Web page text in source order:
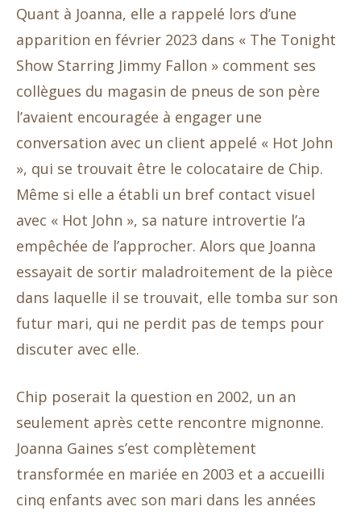
Quant à Joanna, elle a rappelé lors d’une
apparition en février 2023 dans « The Tonight
Show Starring Jimmy Fallon » comment ses
collègues du magasin de pneus de son père
l’avaient encouragée à engager une
conversation avec un client appelé « Hot John
», qui se trouvait être le colocataire de Chip.
Même si elle a établi un bref contact visuel
avec « Hot John », sa nature introvertie l’a
empêchée de l’approcher. Alors que Joanna
essayait de sortir maladroitement de la pièce
dans laquelle il se trouvait, elle tomba sur son
futur mari, qui ne perdit pas de temps pour
discuter avec elle.
Chip poserait la question en 2002, un an
seulement après cette rencontre mignonne.
Joanna Gaines s’est complètement
transformée en mariée en 2003 et a accueilli
cinq enfants avec son mari dans les années